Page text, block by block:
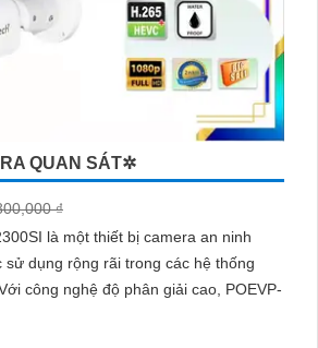
QUAN SÁT✲
₫
là một thiết bị camera an ninh
dụng rộng rãi trong các hệ thống